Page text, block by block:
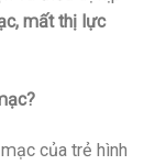
mất thị lực
của trẻ hình